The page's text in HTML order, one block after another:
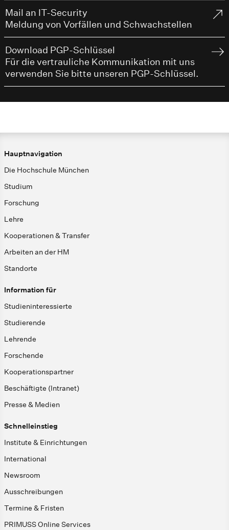
Mail an IT-Security
Meldung von Vorfällen und Schwachstellen
Download PGP-Schlüssel
Für die vertrauliche Kommunikation mit uns
verwenden Sie bitte unseren PGP-Schlüssel.
Hauptnavigation
Die Hochschule München
Studium
Forschung
Lehre
Kooperationen & Transfer
Arbeiten an der HM
Standorte
Information für
Studieninteressierte
Studierende
Lehrende
Forschende
Kooperationspartner
Beschäftigte (Intranet)
Presse & Medien
Schnelleinstieg
Institute & Einrichtungen
International
Newsroom
Ausschreibungen
Termine & Fristen
PRIMUSS Online Services